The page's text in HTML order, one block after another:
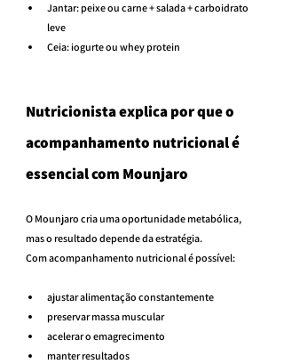
Jantar: peixe ou carne + salada + carboidrato
leve
Ceia: iogurte ou whey protein
Nutricionista explica por que o
acompanhamento nutricional é
essencial com Mounjaro
O Mounjaro cria uma oportunidade metabólica,
mas o resultado depende da estratégia.
Com acompanhamento nutricional é possível:
ajustar alimentação constantemente
preservar massa muscular
acelerar o emagrecimento
manter resultados